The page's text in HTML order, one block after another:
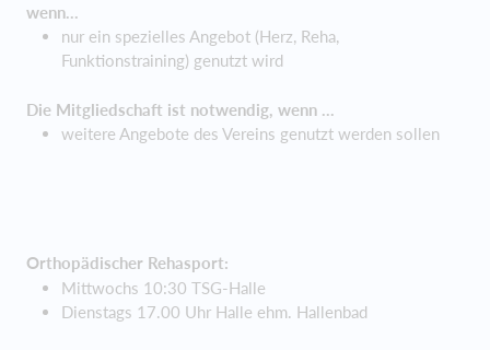
wenn...
nur ein spezielles Angebot (Herz, Reha,
Funktionstraining) genutzt wird
Die Mitgliedschaft ist notwendig, wenn ...
weitere Angebote des Vereins genutzt werden sollen
Orthopädischer Rehasport:
Mittwochs 10:30 TSG-Halle
Dienstags 17.00 Uhr Halle ehm. Hallenbad